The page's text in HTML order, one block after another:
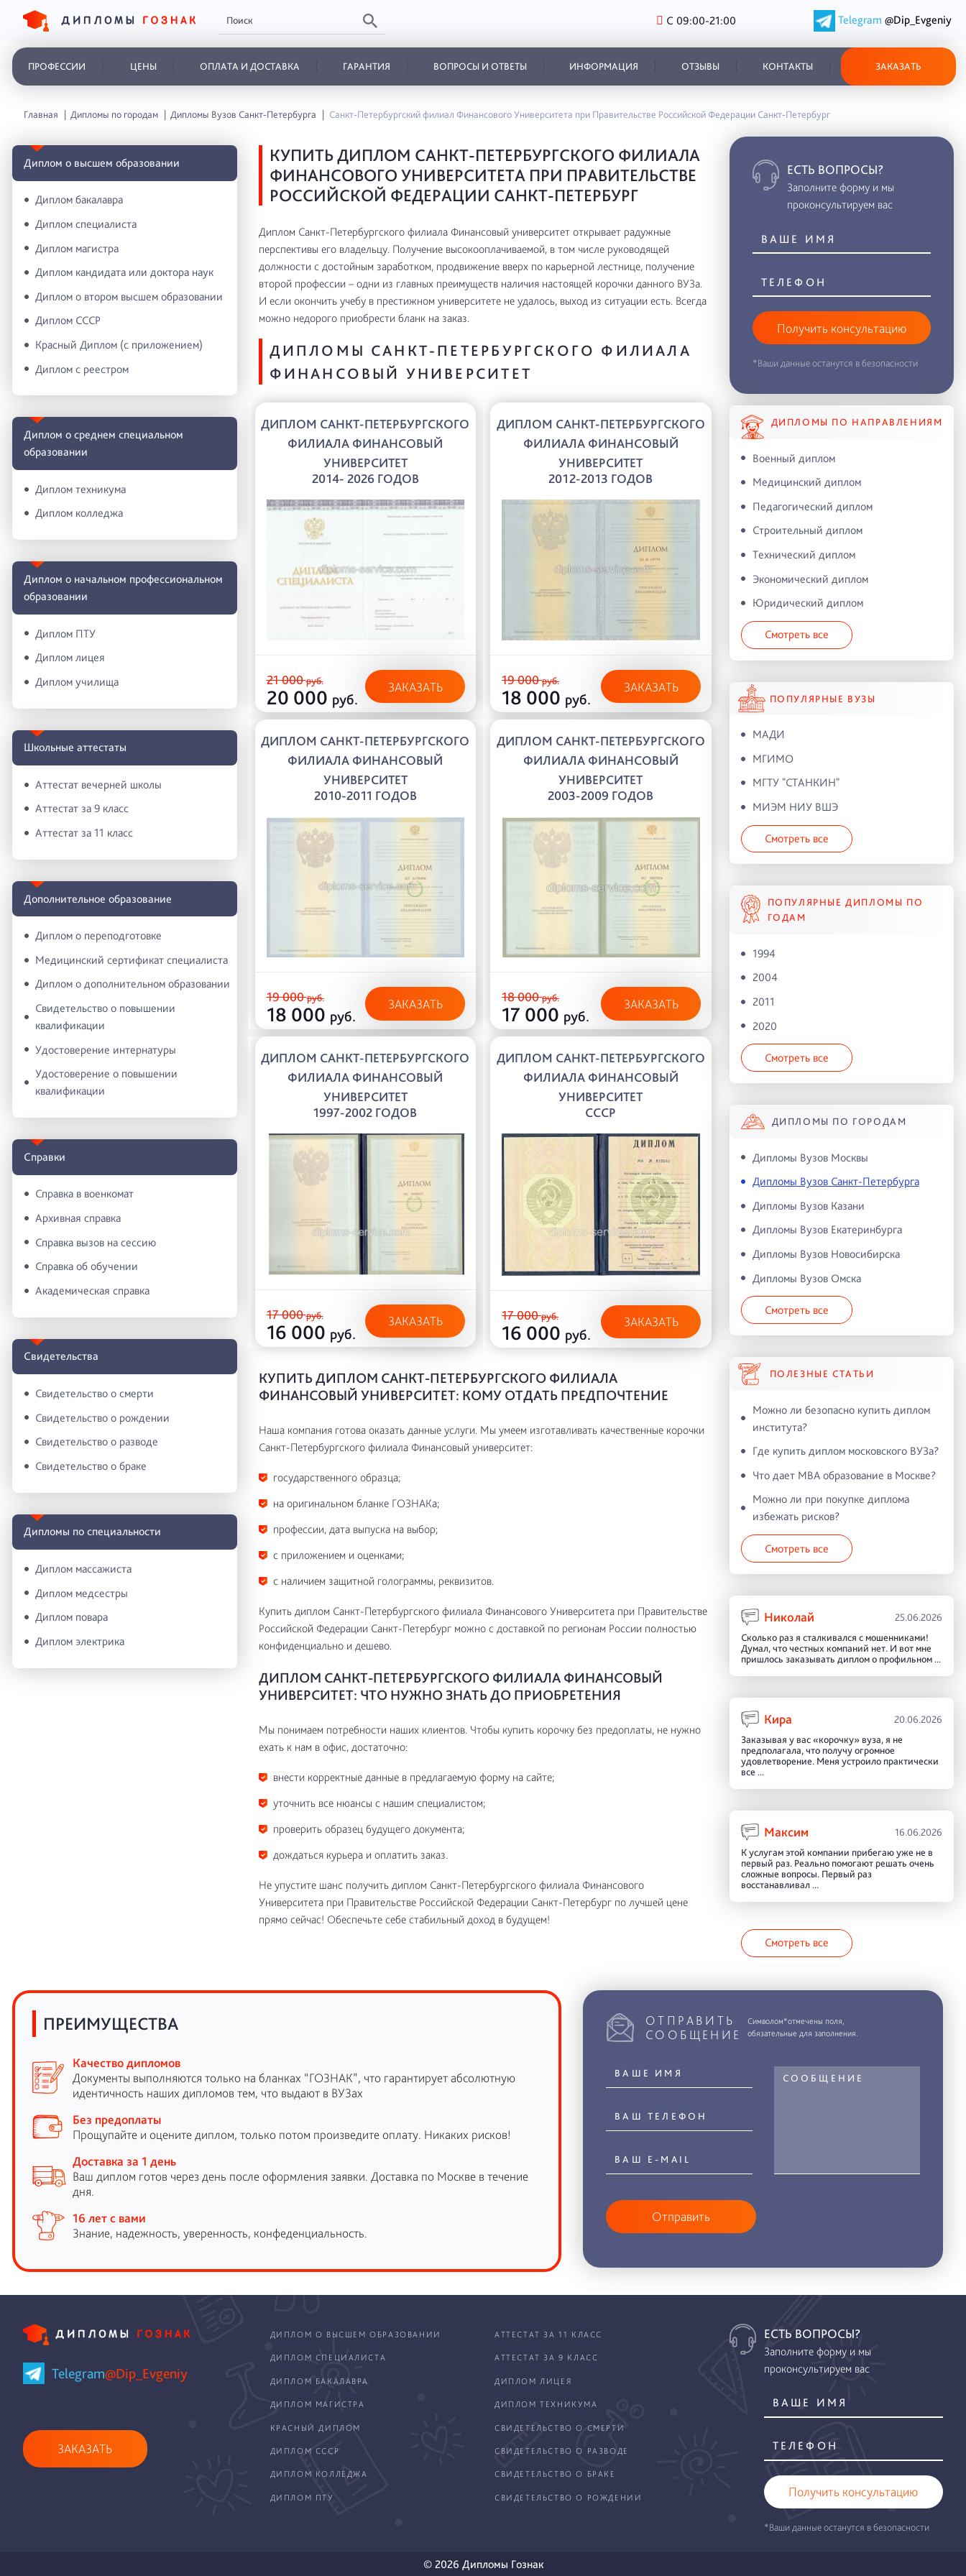
С 09:00-21:00 Telegram @Dip_Evgeniy
ПРОФЕССИИ ЦЕНЫ ОПЛАТА И ДОСТАВКА ГАРАНТИЯ ВОПРОСЫ И ОТВЕТЫ ИНФОРМАЦИЯ ОТЗЫВЫ КОНТАКТЫ ЗАКАЗАТЬ
Главная Дипломы по городам Дипломы Вузов Санкт-Петербурга Санкт-Петербургский филиал Финансового Университета при Правительстве Российской Федерации Санкт-Петербург
Диплом о высшем образовании
Диплом бакалавра
Диплом специалиста
Диплом магистра
Диплом кандидата или доктора наук
Диплом о втором высшем образовании
Диплом СССР
Красный Диплом (с приложением)
Диплом с реестром
Диплом о среднем специальном
образовании
Диплом техникума
Диплом колледжа
Диплом о начальном профессиональном
oбразовании
Диплом ПТУ
Диплом лицея
Диплом училища
Школьные аттестаты
Аттестат вечерней школы
Аттестат за 9 класс
Аттестат за 11 класс
Дополнительное образование
Диплом о переподготовке
Медицинский сертификат специалиста
Диплом о дополнительном образовании
Свидетельство о повышении
квалификации
Удостоверение интернатуры
Удостоверение о повышении
квалификации
Справки
Справка в военкомат
Архивная справка
Справка вызов на сессию
Справка об обучении
Академическая справка
Свидетельства
Свидетельство о смерти
Свидетельство о рождении
Свидетельство о разводе
Свидетельство о браке
Дипломы по специальности
Диплом массажиста
Диплом медсестры
Диплом повара
Диплом электрика
КУПИТЬ ДИПЛОМ САНКТ-ПЕТЕРБУРГСКОГО ФИЛИАЛА
ФИНАНСОВОГО УНИВЕРСИТЕТА ПРИ ПРАВИТЕЛЬСТВЕ
РОССИЙСКОЙ ФЕДЕРАЦИИ САНКТ-ПЕТЕРБУРГ
Диплом Санкт-Петербургского филиала Финансовый университет открывает радужные
перспективы его владельцу. Получение высокооплачиваемой, в том числе руководящей
должности с достойным заработком, продвижение вверх по карьерной лестнице, получение
второй профессии – одни из главных преимуществ наличия настоящей корочки данного ВУЗа.
И если окончить учебу в престижном университете не удалось, выход из ситуации есть. Всегда
можно недорого приобрести бланк на заказ.
ДИПЛОМЫ САНКТ-ПЕТЕРБУРГСКОГО ФИЛИАЛА
ФИНАНСОВЫЙ УНИВЕРСИТЕТ
ДИПЛОМ САНКТ-ПЕТЕРБУРГСКОГО
ФИЛИАЛА ФИНАНСОВЫЙ
УНИВЕРСИТЕТ
2014- 2026 ГОДОВ
21 000руб.
20 000 руб.
ЗАКАЗАТЬ
ДИПЛОМ САНКТ-ПЕТЕРБУРГСКОГО
ФИЛИАЛА ФИНАНСОВЫЙ
УНИВЕРСИТЕТ
2012-2013 ГОДОВ
19 000руб.
18 000 руб.
ЗАКАЗАТЬ
ДИПЛОМ САНКТ-ПЕТЕРБУРГСКОГО
ФИЛИАЛА ФИНАНСОВЫЙ
УНИВЕРСИТЕТ
2010-2011 ГОДОВ
19 000руб.
18 000 руб.
ЗАКАЗАТЬ
ДИПЛОМ САНКТ-ПЕТЕРБУРГСКОГО
ФИЛИАЛА ФИНАНСОВЫЙ
УНИВЕРСИТЕТ
2003-2009 ГОДОВ
18 000руб.
17 000 руб.
ЗАКАЗАТЬ
ДИПЛОМ САНКТ-ПЕТЕРБУРГСКОГО
ФИЛИАЛА ФИНАНСОВЫЙ
УНИВЕРСИТЕТ
1997-2002 ГОДОВ
17 000руб.
16 000 руб.
ЗАКАЗАТЬ
ДИПЛОМ САНКТ-ПЕТЕРБУРГСКОГО
ФИЛИАЛА ФИНАНСОВЫЙ
УНИВЕРСИТЕТ
СССР
17 000руб.
16 000 руб.
ЗАКАЗАТЬ
КУПИТЬ ДИПЛОМ САНКТ-ПЕТЕРБУРГСКОГО ФИЛИАЛА
ФИНАНСОВЫЙ УНИВЕРСИТЕТ: КОМУ ОТДАТЬ ПРЕДПОЧТЕНИЕ
Наша компания готова оказать данные услуги. Мы умеем изготавливать качественные корочки
Санкт-Петербургского филиала Финансовый университет:
государственного образца;
на оригинальном бланке ГОЗНАКа;
профессии, дата выпуска на выбор;
с приложением и оценками;
с наличием защитной голограммы, реквизитов.
Купить диплом Санкт-Петербургского филиала Финансового Университета при Правительстве
Российской Федерации Санкт-Петербург можно с доставкой по регионам России полностью
конфиденциально и дешево.
ДИПЛОМ САНКТ-ПЕТЕРБУРГСКОГО ФИЛИАЛА ФИНАНСОВЫЙ
УНИВЕРСИТЕТ: ЧТО НУЖНО ЗНАТЬ ДО ПРИОБРЕТЕНИЯ
Мы понимаем потребности наших клиентов. Чтобы купить корочку без предоплаты, не нужно
ехать к нам в офис, достаточно:
внести корректные данные в предлагаемую форму на сайте;
уточнить все нюансы с нашим специалистом;
проверить образец будущего документа;
дождаться курьера и оплатить заказ.
Не упустите шанс получить диплом Санкт-Петербургского филиала Финансового
Университета при Правительстве Российской Федерации Санкт-Петербург по лучшей цене
прямо сейчас! Обеспечьте себе стабильный доход в будущем!
ЕСТЬ ВОПРОСЫ?
Заполните форму и мы
проконсультируем вас
Получить консультацию
*Ваши данные останутся в безопасности
ДИПЛОМЫ ПО НАПРАВЛЕНИЯМ
Военный диплом
Медицинский диплом
Педагогический диплом
Строительный диплом
Технический диплом
Экономический диплом
Юридический диплом
Смотреть все
ПОПУЛЯРНЫЕ ВУЗЫ
МАДИ
МГИМО
МГТУ "СТАНКИН"
МИЭМ НИУ ВШЭ
Смотреть все
ПОПУЛЯРНЫЕ ДИПЛОМЫ ПО
ГОДАМ
1994
2004
2011
2020
Смотреть все
ДИПЛОМЫ ПО ГОРОДАМ
Дипломы Вузов Москвы
Дипломы Вузов Санкт-Петербурга
Дипломы Вузов Казани
Дипломы Вузов Екатеринбурга
Дипломы Вузов Новосибирска
Дипломы Вузов Омска
Смотреть все
ПОЛЕЗНЫЕ СТАТЬИ
Можно ли безопасно купить диплом
института?
Где купить диплом московского ВУЗа?
Что дает MBA образование в Москве?
Можно ли при покупке диплома
избежать рисков?
Смотреть все
Николай 25.06.2026
Сколько раз я сталкивался с мошенниками!
Думал, что честных компаний нет. И вот мне
пришлось заказывать диплом о профильном ...
Кира 20.06.2026
Заказывая у вас «корочку» вуза, я не
предполагала, что получу огромное
удовлетворение. Меня устроило практически
все ...
Максим 16.06.2026
К услугам этой компании прибегаю уже не в
первый раз. Реально помогают решать очень
сложные вопросы. Первый раз
восстанавливал ...
Смотреть все
ПРЕИМУЩЕСТВА
Качество дипломов
Документы выполняются только на бланках “ГОЗНАК”, что гарантирует абсолютную
идентичность наших дипломов тем, что выдают в ВУЗах
Без предоплаты
Прощупайте и оцените диплом, только потом произведите оплату. Никаких рисков!
Доставка за 1 день
Ваш диплом готов через день после оформления заявки. Доставка по Москве в течение
дня.
16 лет с вами
Знание, надежность, уверенность, конфеденциальность.
ОТПРАВИТЬ
СООБЩЕНИЕ
Символом*отмечены поля,
обязательные для заполнения.
Отправить
Telegram@Dip_Evgeniy
ЗАКАЗАТЬ
ДИПЛОМ О ВЫСШЕМ ОБРАЗОВАНИИ АТТЕСТАТ ЗА 11 КЛАСС
ДИПЛОМ СПЕЦИАЛИСТА АТТЕСТАТ ЗА 9 КЛАСС
ДИПЛОМ БАКАЛАВРА ДИПЛОМ ЛИЦЕЯ
ДИПЛОМ МАГИСТРА ДИПЛОМ ТЕХНИКУМА
КРАСНЫЙ ДИПЛОМ СВИДЕТЕЛЬСТВО О СМЕРТИ
ДИПЛОМ СССР СВИДЕТЕЛЬСТВО О РАЗВОДЕ
ДИПЛОМ КОЛЛЕДЖА СВИДЕТЕЛЬСТВО О БРАКЕ
ДИПЛОМ ПТУ СВИДЕТЕЛЬСТВО О РОЖДЕНИИ
ЕСТЬ ВОПРОСЫ?
Заполните форму и мы
проконсультируем вас
Получить консультацию
*Ваши данные останутся в безопасности
© 2026 Дипломы Гознак